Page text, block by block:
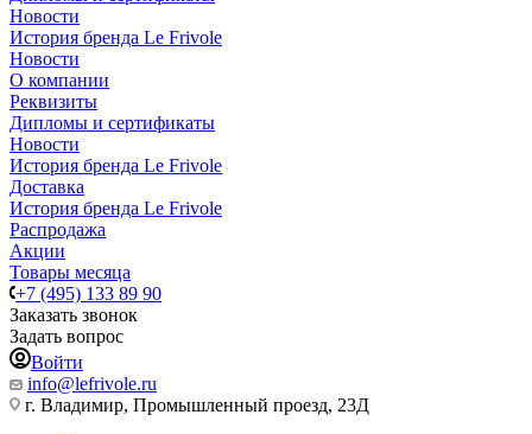
Новости
История бренда Le Frivole
Новости
О компании
Реквизиты
Дипломы и сертификаты
Новости
История бренда Le Frivole
Доставка
История бренда Le Frivole
Распродажа
Акции
Товары месяца
+7 (495) 133 89 90
Заказать звонок
Задать вопрос
Войти
info@lefrivole.ru
г. Владимир, Промышленный проезд, 23Д